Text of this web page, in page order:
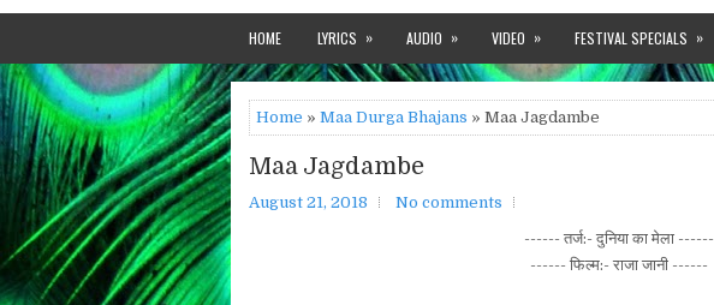
HOME LYRICS » AUDIO » VIDEO » FESTIVAL SPECIALS »
Home » Maa Durga Bhajans » Maa Jagdambe
Maa Jagdambe
August 21, 2018
No comments
------ तर्ज:- दुनिया का मेला ------
------ फिल्म:- राजा जानी ------